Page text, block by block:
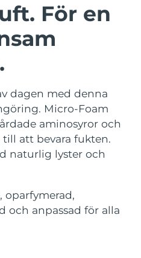
För en
dagen med denna
Micro-Foam
aminosyror och
att bevara fukten.
naturlig lyster och
oparfymerad,
och anpassad för alla